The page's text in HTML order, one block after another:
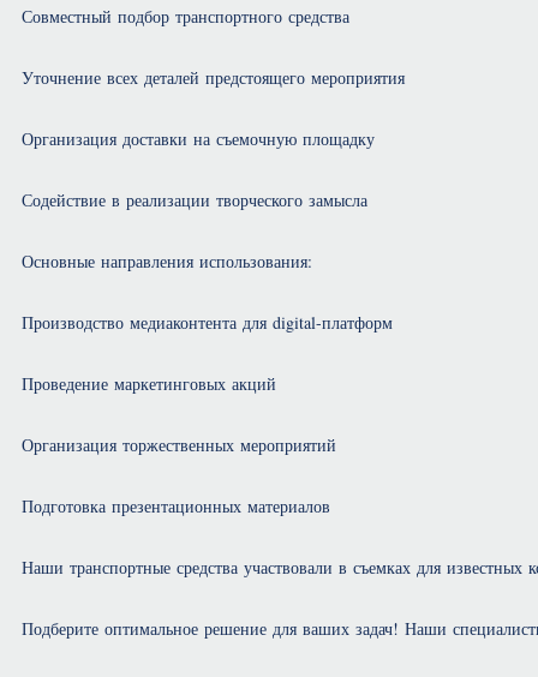
Совместный подбор транспортного средства
Уточнение всех деталей предстоящего мероприятия
Организация доставки на съемочную площадку
Содействие в реализации творческого замысла
Основные направления использования:
Производство медиаконтента для digital-платформ
Проведение маркетинговых акций
Организация торжественных мероприятий
Подготовка презентационных материалов
Наши транспортные средства участвовали в съемках для известных
Подберите оптимальное решение для ваших задач! Наши